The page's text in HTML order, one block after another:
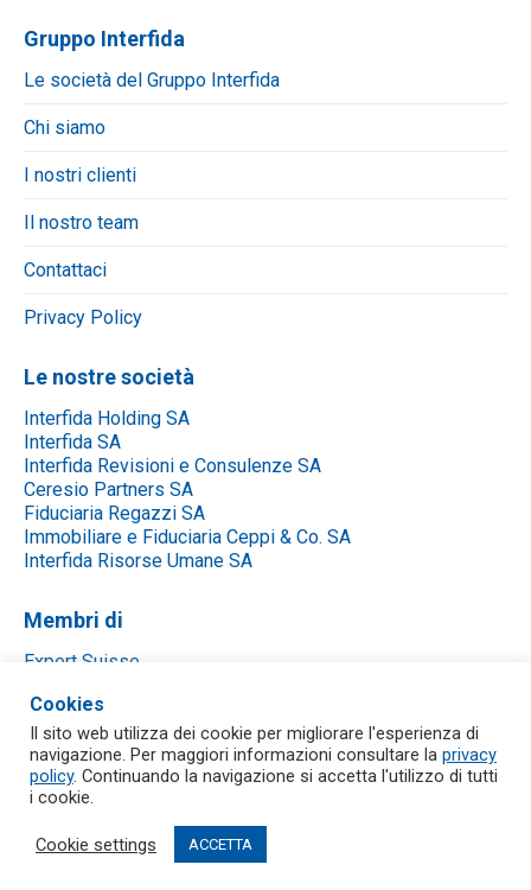
Gruppo Interfida
Le società del Gruppo Interfida
Chi siamo
I nostri clienti
Il nostro team
Contattaci
Privacy Policy
Le nostre società
Interfida Holding SA
Interfida SA
Interfida Revisioni e Consulenze SA
Ceresio Partners SA
Fiduciaria Regazzi SA
Immobiliare e Fiduciaria Ceppi & Co. SA
Interfida Risorse Umane SA
Membri di
Expert Suisse
Fiduciari | Suisse
CC-TI – Camera di Commercio
SVIT Ticino
Catef
Cookies
Il sito web utilizza dei cookie per migliorare l'esperienza di
navigazione. Per maggiori informazioni consultare la privacy
policy. Continuando la navigazione si accetta l'utilizzo di tutti
i cookie.
Cookie settings ACCETTA